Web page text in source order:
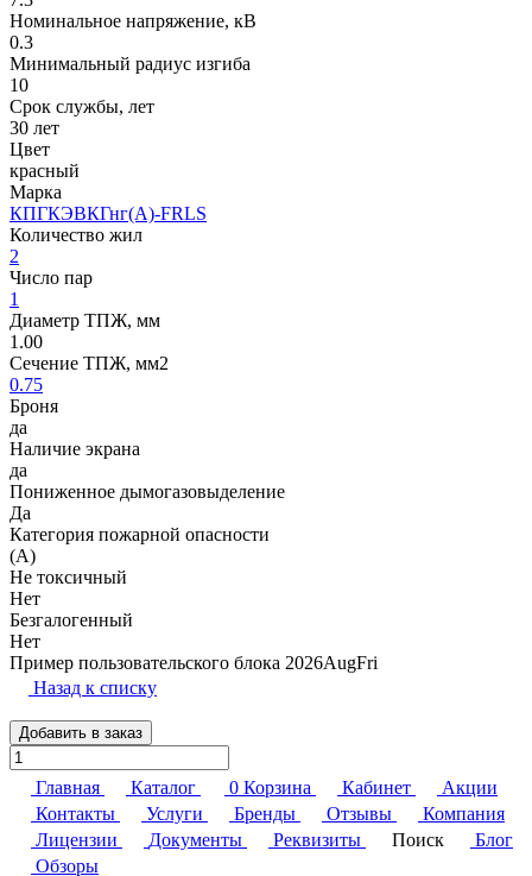
Номинальное напряжение, кВ
0.3
Минимальный радиус изгиба
10
Срок службы, лет
30 лет
Цвет
красный
Марка
КПГКЭВКГнг(A)-FRLS
Количество жил
2
Число пар
1
Диаметр ТПЖ, мм
1.00
Сечение ТПЖ, мм2
0.75
Броня
да
Наличие экрана
да
Пониженное дымогазовыделение
Да
Категория пожарной опасности
(A)
Не токсичный
Нет
Безгалогенный
Нет
Пример пользовательского блока 2026AugFri
Назад к списку
Добавить в заказ
Главная Каталог 0 Корзина Кабинет
Акции
Контакты
Услуги Бренды Отзывы
Компания
Лицензии
Документы Реквизиты Поиск
Блог
Обзоры